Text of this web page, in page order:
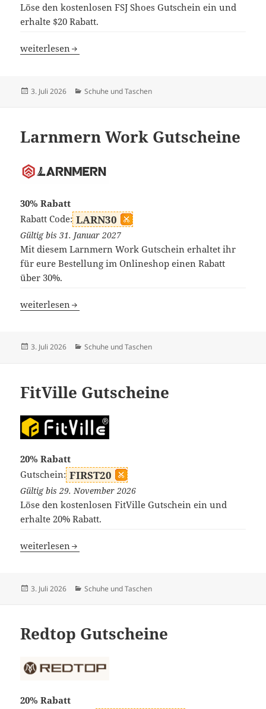
Löse den kostenlosen FSJ Shoes Gutschein ein und
erhalte $20 Rabatt.
FSJShoes Gutscheine
weiterlesen
Veröffentlicht
3. Juli 2026 Kategorien
Schuhe und Taschen
Larnmern Work Gutscheine
30% Rabatt
Rabatt Code: LARN30
Gültig bis 31. Januar 2027
Mit diesem Larnmern Work Gutschein erhaltet ihr
für eure Bestellung im Onlineshop einen Rabatt
über 30%.
Larnmern Work Gutscheine
weiterlesen
Veröffentlicht
3. Juli 2026 Kategorien
Schuhe und Taschen
FitVille Gutscheine
20% Rabatt
Gutschein: FIRST20
Gültig bis 29. November 2026
Löse den kostenlosen FitVille Gutschein ein und
erhalte 20% Rabatt.
FitVille Gutscheine
weiterlesen
Veröffentlicht
3. Juli 2026 Kategorien
Schuhe und Taschen
Redtop Gutscheine
20% Rabatt